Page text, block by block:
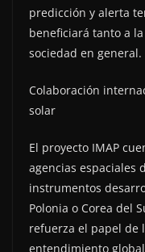
predicción y alerta
beneficiará tanto a
sociedad en general.
Colaboración
solar
El proyecto IMAP
agencias espaciales
instrumentos
Polonia o Corea del
refuerza el papel de
entendimiento